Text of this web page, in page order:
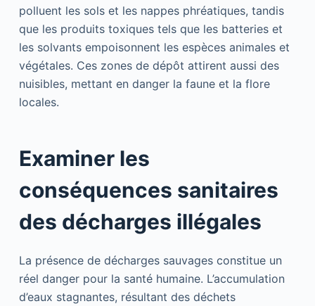
polluent les sols et les nappes phréatiques, tandis
que les produits toxiques tels que les batteries et
les solvants empoisonnent les espèces animales et
végétales. Ces zones de dépôt attirent aussi des
nuisibles, mettant en danger la faune et la flore
locales.
Examiner les
conséquences sanitaires
des décharges illégales
La présence de décharges sauvages constitue un
réel danger pour la santé humaine. L’accumulation
d’eaux stagnantes, résultant des déchets